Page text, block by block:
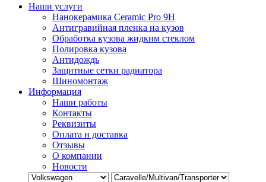
Наши услуги
Нанокерамика Ceramic Pro 9H
Антигравийная пленка на кузов
Обработка кузова жидким стеклом
Полировка кузова
Антидождь
Защитные сетки радиатора
Шиномонтаж
Информация
Наши работы
Контакты
Реквизиты
Оплата и доставка
Отзывы
О компании
Новости